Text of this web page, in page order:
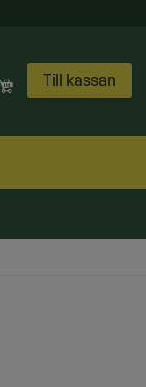
Till kassan